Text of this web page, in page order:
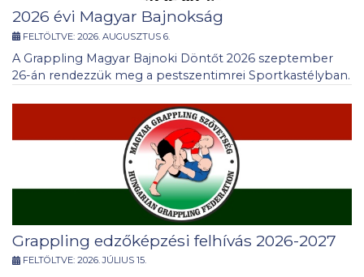
2026 évi Magyar Bajnokság
FELTÖLTVE: 2026. AUGUSZTUS 6.
A Grappling Magyar Bajnoki Döntőt 2026 szeptember
26-án rendezzük meg a pestszentimrei Sportkastélyban.
Grappling edzőképzési felhívás 2026-2027
FELTÖLTVE: 2026. JÚLIUS 15.